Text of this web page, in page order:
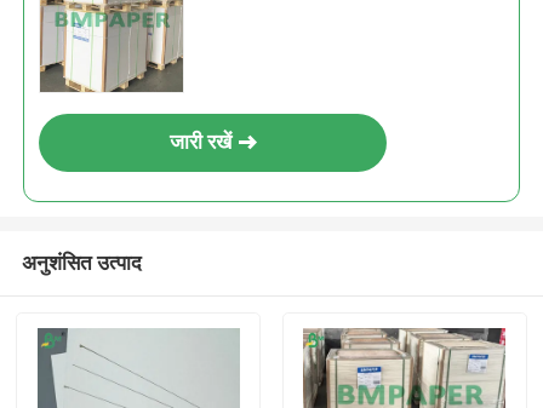
जारी रखें
अनुशंसित उत्पाद